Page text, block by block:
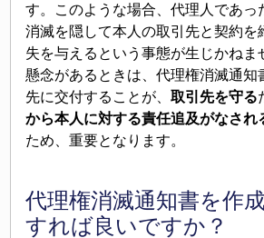
す。このような場合、代理人であっ
消滅を隠して本人の取引先と契約を
失を与えるという事態が生じかねま
懸念があるときは、代理権消滅通知
先に交付することが、取引先を守る
から本人に対する責任追及がなされ
ため、重要となります。
代理権消滅通知書を作
すれば良いですか？